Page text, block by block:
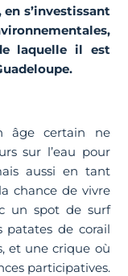
s’investissant
laquelle il est
âge certain ne
sur l’eau pour
aussi en tant
chance de vivre
un spot de surf
patates de corail
et une crique où
participatives.